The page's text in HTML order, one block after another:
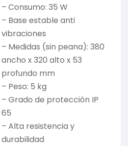
– Consumo: 35 W
– Base estable anti
vibraciones
– Medidas (sin peana): 380
ancho x 320 alto x 53
profundo mm
– Peso: 5 kg
– Grado de protección IP
65
– Alta resistencia y
durabilidad